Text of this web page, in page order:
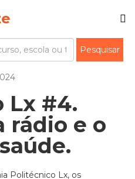
Lx #4.
rádio e o
Politécnico Lx, os